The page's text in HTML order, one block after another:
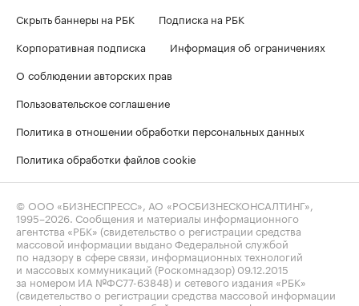
Скрыть баннеры на РБК
Подписка на РБК
Корпоративная подписка
Информация об ограничениях
О соблюдении авторских прав
Пользовательское соглашение
Политика в отношении обработки персональных данных
Политика обработки файлов cookie
© ООО «БИЗНЕСПРЕСС», АО «РОСБИЗНЕСКОНСАЛТИНГ»,
1995–2026 . Сообщения и материалы информационного
агентства «РБК» (свидетельство о регистрации средства
массовой информации выдано Федеральной службой
по надзору в сфере связи, информационных технологий
и массовых коммуникаций (Роскомнадзор) 09.12.2015
за номером ИА №ФС77-63848) и сетевого издания «РБК»
(свидетельство о регистрации средства массовой информации